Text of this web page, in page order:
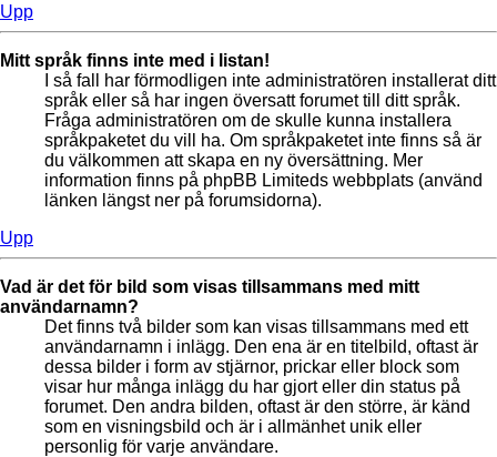
Upp
Mitt språk finns inte med i listan!
I så fall har förmodligen inte administratören installerat ditt
språk eller så har ingen översatt forumet till ditt språk.
Fråga administratören om de skulle kunna installera
språkpaketet du vill ha. Om språkpaketet inte finns så är
du välkommen att skapa en ny översättning. Mer
information finns på phpBB Limiteds webbplats (använd
länken längst ner på forumsidorna).
Upp
Vad är det för bild som visas tillsammans med mitt
användarnamn?
Det finns två bilder som kan visas tillsammans med ett
användarnamn i inlägg. Den ena är en titelbild, oftast är
dessa bilder i form av stjärnor, prickar eller block som
visar hur många inlägg du har gjort eller din status på
forumet. Den andra bilden, oftast är den större, är känd
som en visningsbild och är i allmänhet unik eller
personlig för varje användare.